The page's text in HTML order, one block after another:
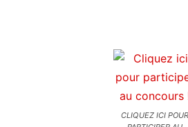
CLIQUEZ ICI POUR